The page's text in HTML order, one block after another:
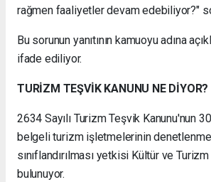
rağmen faaliyetler devam edebiliyor?"
Bu sorunun yanıtının kamuoyu adına
ifade ediliyor.
TURİZM TEŞVİK KANUNU NE DİYOR?
2634 Sayılı Turizm Teşvik Kanunu'nun
belgeli turizm işletmelerinin
sınıflandırılması yetkisi Kültür ve Turizm
bulunuyor.